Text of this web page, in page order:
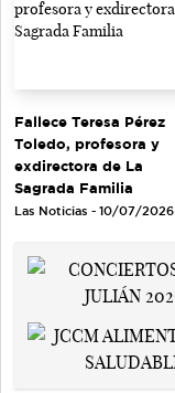
Fallece Teresa Pérez
Toledo, profesora y
exdirectora de La
Sagrada Familia
Las Noticias - 10/07/2026